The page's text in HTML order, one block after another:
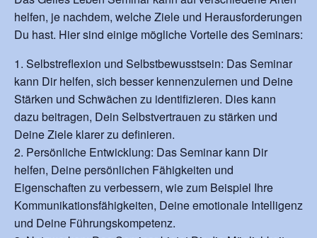
helfen, je nachdem, welche Ziele und Herausforderungen
Du hast. Hier sind einige mögliche Vorteile des Seminars:
Selbstreflexion und Selbstbewusstsein: Das Seminar
kann Dir helfen, sich besser kennenzulernen und Deine
Stärken und Schwächen zu identifizieren. Dies kann
dazu beitragen, Dein Selbstvertrauen zu stärken und
Deine Ziele klarer zu definieren.
Persönliche Entwicklung: Das Seminar kann Dir
helfen, Deine persönlichen Fähigkeiten und
Eigenschaften zu verbessern, wie zum Beispiel Ihre
Kommunikationsfähigkeiten, Deine emotionale Intelligenz
und Deine Führungskompetenz.